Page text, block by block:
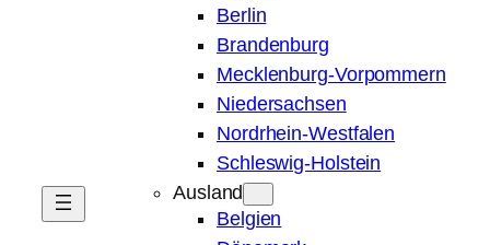
Berlin
Brandenburg
Mecklenburg-Vorpommern
Niedersachsen
Nordrhein-Westfalen
Schleswig-Holstein
Ausland
Belgien